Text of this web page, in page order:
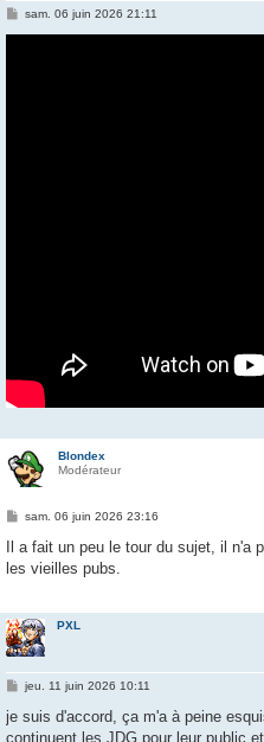
Msam. 06 juin 2026 21:11
Blondex
Modérateur
M
s
a
sam. 06 juin 2026 23:16
Il a fait un peu le tour du sujet, il n'a
les vieilles pubs.
PXL
M
s
jeu. 11 juin 2026 10:11
je suis d'accord, ça m'a à peine
continuent les JDG pour leur public